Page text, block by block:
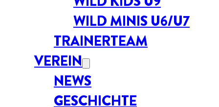
WILD MINIS U6/U7
TRAINERTEAM
VEREIN
NEWS
GESCHICHTE